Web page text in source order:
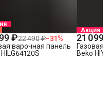
₽22 490 ₽−31%
варочная панель
Акция
21 099
Газовая
Beko